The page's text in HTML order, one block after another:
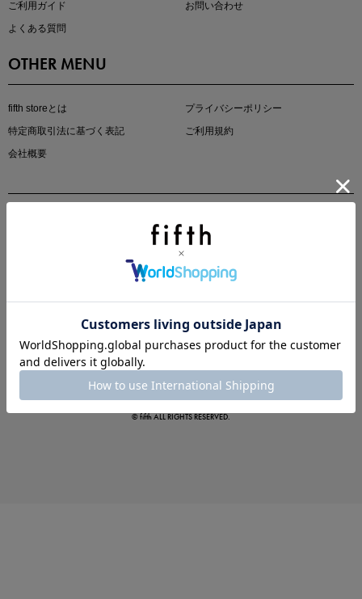
マストバイアイテム
この夏の主役確定！
ご利用ガイド
お問い合わせ
よくある質問
OTHER MENU
fifth storeとは
プライバシーポリシー
特定商取引法に基づく表記
ご利用規約
会社概要
© fifth ALL RIGHTS RESERVED.